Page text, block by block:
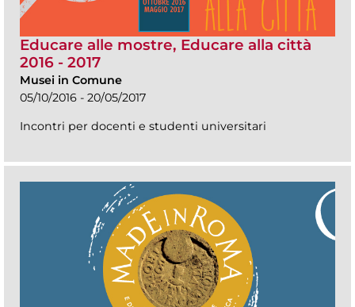
Educare alle mostre, Educare alla città
2016 - 2017
Musei in Comune
05/10/2016 - 20/05/2017
Incontri per docenti e studenti universitari